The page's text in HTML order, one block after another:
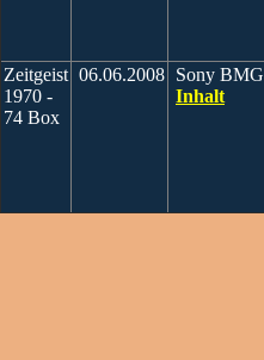
Zeitgeist
1970 -
74 Box
06.06.2008 Sony BMG
Inhalt